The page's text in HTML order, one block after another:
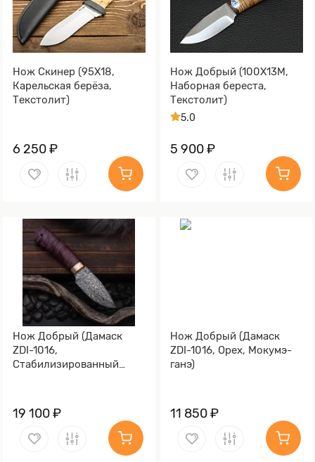
Нож Скинер (95Х18,
Карельская берёза,
Текстолит)
6 250 ₽
Нож Добрый (100Х13М,
Наборная береста,
Текстолит)
5.0
5 900 ₽
Нож Добрый (Дамаск
ZDI-1016,
Cтабилизированный
19 100 ₽
Нож Добрый (Дамаск
ZDI-1016, Орех, Мокумэ-
ганэ)
11 850 ₽